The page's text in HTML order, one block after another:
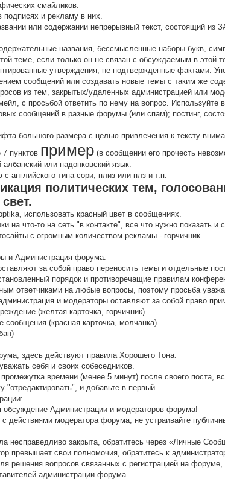
смайликов.
подписях и рекламу в них.
или содержании непрерывный текст, состоящий
названия, бессмысленные наборы букв,
теме, если только он не связан с обсуждаемым в этой
утверждения, не подтвержденные фактами.
сообщений или создавать новые темы с таким же
из тем, закpытых/удаленных администрацией или
с просьбой ответить по нему на вопрос.
сообщений в разные форумы (или спам); постинг,
большого размера с целью привлечения к тексту
пунктов пример (в сообщении его прочесть
или падонковский язык.
английского типа сори, плиз или плз и т.п.
политических тем,
использовать красный цвет в сообщениях.
на что-то на сеть "в контакте", все что нужно показать
с огромным количеством рекламы - горчичник.
и Администрация форума.
за собой право переносить темы и отдельные
порядок и противоречащие правилам
ответчиками на любые вопросы, поэтому просьба
и модераторы оставляют за собой право
(желтая карточка, горчичник)
сообщения (красная карточка, молчанка)
здесь действуют правила Хорошего Тона.
себя и своих собеседников.
времени (менее 5 минут) после своего поста,
"отредактировать", и добавьте в первый.
Администрации и модераторов форума!
действиями модератора форума, не устраивайте
несправедливо закрыта, обратитесь через «Личные
превышает свои полномочия, обратитесь к
решения вопросов связанных с регистрацией на
администрации форума.